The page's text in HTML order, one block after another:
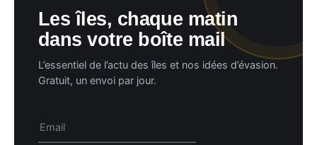
Les îles, chaque matin
dans votre boîte mail
L’essentiel de l’actu des îles et nos idées d’évasion.
Gratuit, un envoi par jour.